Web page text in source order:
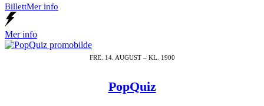
BillettMer info
Mer info
FRE. 14. AUGUST – KL. 1900
PopQuiz